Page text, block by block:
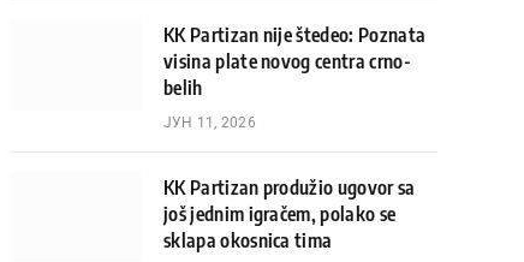
KK Partizan nije štedeo: Poznata
visina plate novog centra crno-
belih
ЈУН 11, 2026
KK Partizan produžio ugovor sa
još jednim igračem, polako se
sklapa okosnica tima